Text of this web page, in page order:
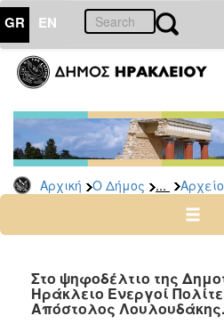
GR EN
Αρχική Ο Δήμος ... Αρχείο
ΔΗΜΟΣ
Δημοτικές
Παρατάξεις
Αρχείο
ΠΟΛΙΤΙΣΜΟΣ
Στο ψηφοδέλτιο της
Ηράκλειο Ενεργοί
Απόστολος Λουλουδάκης.